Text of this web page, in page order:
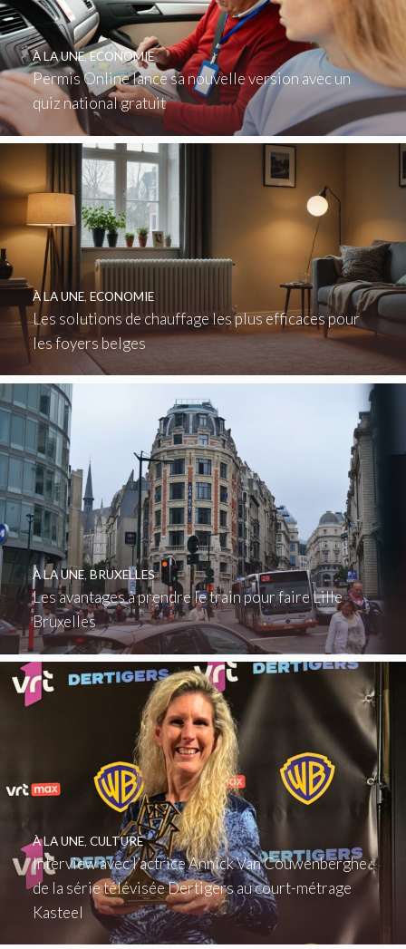
Permis Online lance sa nouvelle version avec un
quiz national gratuit
À LA UNE,ECONOMIE
Les solutions de chauffage les plus efficaces pour
les foyers belges
À LA UNE, ECONOMIE
Les avantages à prendre le train pour faire Lille
Bruxelles
À LA UNE, BRUXELLES
Interview avec l’actrice Annick Van Couwenberghe :
de la série télévisée Dertigers au court-métrage
Kasteel
À LA UNE, CULTURE